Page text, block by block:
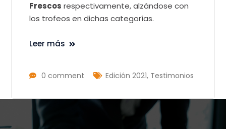
Frescos respectivamente, alzándose con
los trofeos en dichas categorías.
Leer más
0 comment Edición 2021, Testimonios